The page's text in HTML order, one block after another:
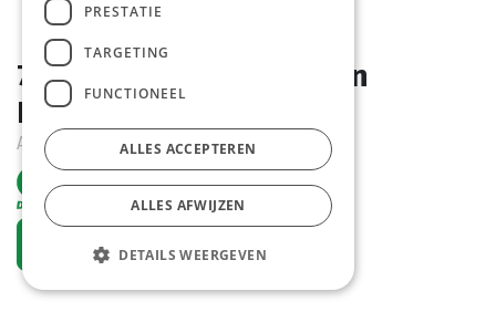
7048 Sandwino Chili Bun
Pastridor 48 x 110 gr
Actief
Vraag een account aan
PRESTATIE
TARGETING
FUNCTIONEEL
ALLES ACCEPTEREN
ALLES AFWIJZEN
DETAILS WEERGEVEN